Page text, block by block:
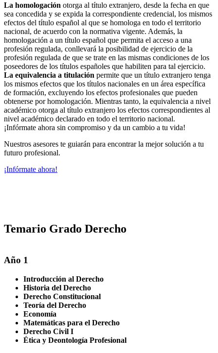
La homologación otorga al título extranjero, desde la fecha en que
sea concedida y se expida la correspondiente credencial, los mismos
efectos del título español al que se homologa en todo el territorio
nacional, de acuerdo con la normativa vigente. Además, la
homologación a un título español que permita el acceso a una
profesión regulada, conllevará la posibilidad de ejercicio de la
profesión regulada de que se trate en las mismas condiciones de los
poseedores de los títulos españoles que habiliten para tal ejercicio.
La equivalencia a titulación permite que un título extranjero tenga
los mismos efectos que los títulos nacionales en un área específica
de formación, excluyendo los efectos profesionales que pueden
obtenerse por homologación. Mientras tanto, la equivalencia a nivel
académico otorga al título extranjero los efectos correspondientes al
nivel académico declarado en todo el territorio nacional.
¡Infórmate ahora sin compromiso y da un cambio a tu vida!
Nuestros asesores te guiarán para encontrar la mejor solución a tu
futuro profesional.
¡Infórmate ahora!
Temario Grado Derecho
Año 1
Introducción al Derecho
Historia del Derecho
Derecho Constitucional
Teoría del Derecho
Economía
Matemáticas para el Derecho
Derecho Civil I
Ética y Deontología Profesional